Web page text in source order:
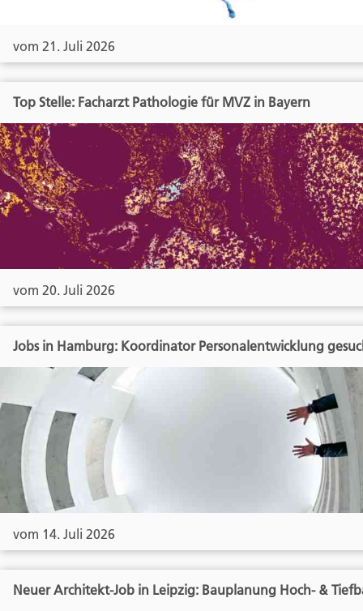
vom 21. Juli 2026
Top Stelle: Facharzt Pathologie für MVZ in Bayern
vom 20. Juli 2026
Jobs in Hamburg: Koordinator Personalentwicklung
vom 14. Juli 2026
Neuer Architekt-Job in Leipzig: Bauplanung Hoch- &